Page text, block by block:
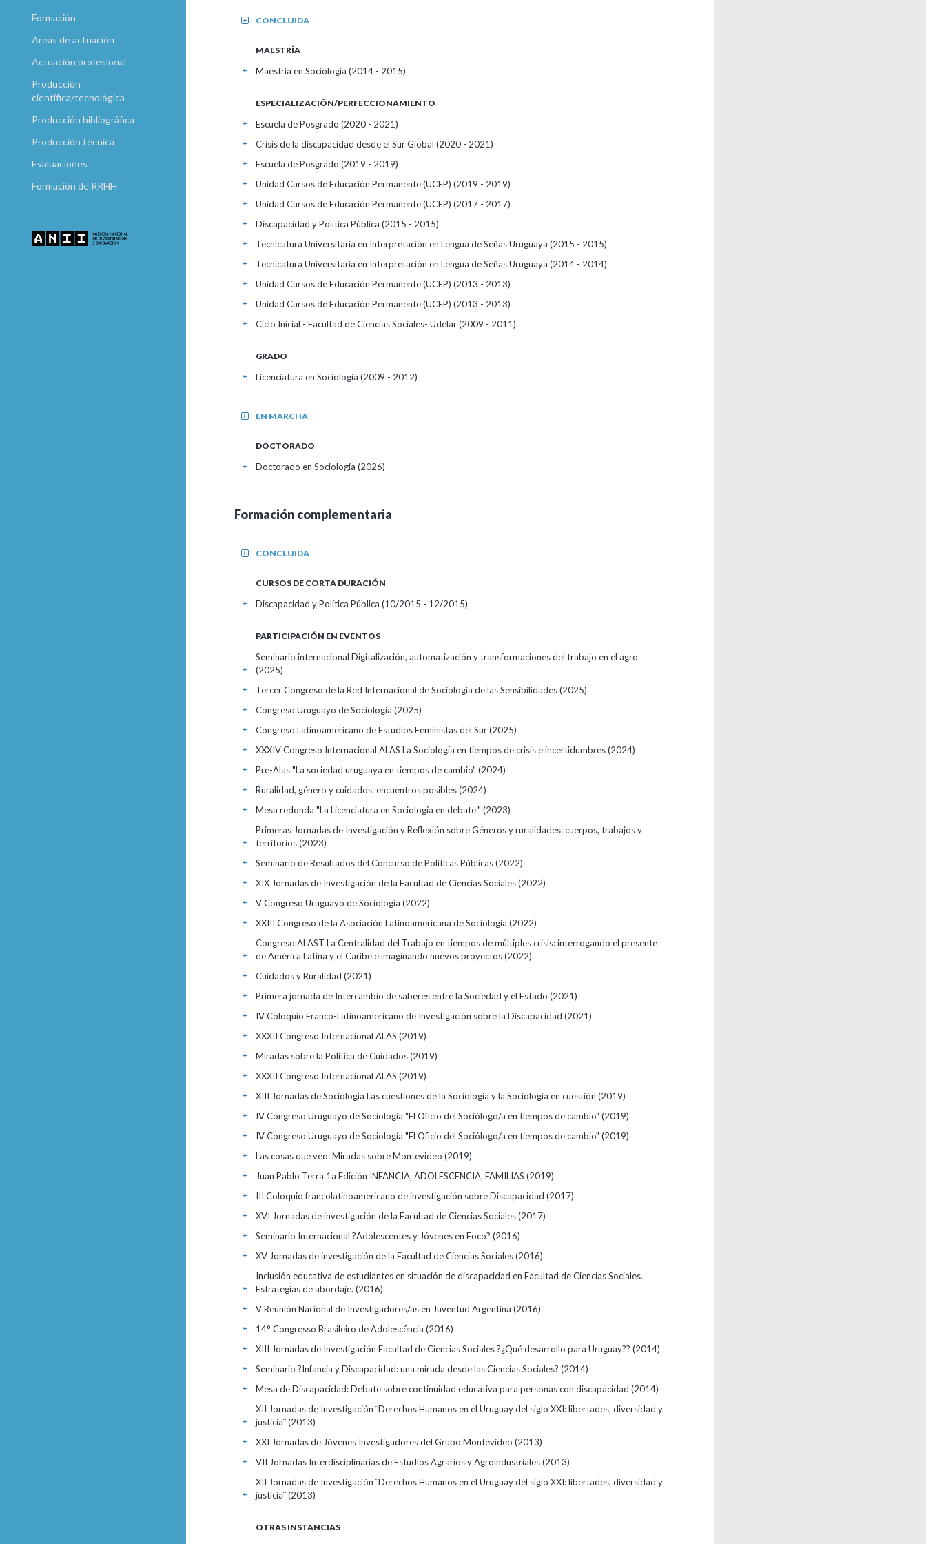
Formación
Areas de actuación
Actuación profesional
Producción
científica/tecnológica
Producción bibliográfica
Producción técnica
Evaluaciones
Formación de RRHH
CONCLUIDA
+
MAESTRÍA
Maestría en Sociología (2014 - 2015)
+
ESPECIALIZACIÓN/PERFECCIONAMIENTO
Escuela de Posgrado (2020 - 2021)
+
Crisis de la discapacidad desde el Sur Global (2020 - 2021)
+
Escuela de Posgrado (2019 - 2019)
+
Unidad Cursos de Educación Permanente (UCEP) (2019 - 2019)
+
Unidad Cursos de Educación Permanente (UCEP) (2017 - 2017)
+
Discapacidad y Política Pública (2015 - 2015)
+
Tecnicatura Universitaria en Interpretación en Lengua de Señas Uruguaya (2015 - 2015)
+
Tecnicatura Universitaria en Interpretación en Lengua de Señas Uruguaya (2014 - 2014)
+
Unidad Cursos de Educación Permanente (UCEP) (2013 - 2013)
+
Unidad Cursos de Educación Permanente (UCEP) (2013 - 2013)
+
Ciclo Inicial - Facultad de Ciencias Sociales- Udelar (2009 - 2011)
+
GRADO
Licenciatura en Sociología (2009 - 2012)
+
EN MARCHA
+
DOCTORADO
Doctorado en Sociología (2026)
+
Formación complementaria
CONCLUIDA
+
CURSOS DE CORTA DURACIÓN
Discapacidad y Política Pública (10/2015 - 12/2015)
+
PARTICIPACIÓN EN EVENTOS
Seminario internacional Digitalización, automatización y transformaciones del trabajo en el agro
(2025)
+
Tercer Congreso de la Red Internacional de Sociología de las Sensibilidades(2025)
+
Congreso Uruguayo de Sociología (2025)
+
Congreso Latinoamericano de Estudios Feministas del Sur(2025)
+
XXXIV Congreso Internacional ALAS La Sociología en tiempos de crisis e incertidumbres(2024)
+
Pre-Alas "La sociedad uruguaya en tiempos de cambio" (2024)
+
Ruralidad, género y cuidados: encuentros posibles(2024)
+
Mesa redonda "La Licenciatura en Sociología en debate." (2023)
+
Primeras Jornadas de Investigación y Reflexión sobre Géneros y ruralidades: cuerpos, trabajos y
territorios(2023)
+
Seminario de Resultados del Concurso de Políticas Públicas(2022)
+
XIX Jornadas de Investigación de la Facultad de Ciencias Sociales(2022)
+
V Congreso Uruguayo de Sociología (2022)
+
XXIII Congreso de la Asociación Latinoamericana de Sociología (2022)
+
Congreso ALAST La Centralidad del Trabajo en tiempos de múltiples crisis: interrogando el presente
de América Latina y el Caribe e imaginando nuevos proyectos(2022)
+
Cuidados y Ruralidad (2021)
+
Primera jornada de Intercambio de saberes entre la Sociedad y el Estado (2021)
+
IV Coloquio Franco-Latinoamericano de Investigación sobre la Discapacidad (2021)
+
XXXII Congreso Internacional ALAS (2019)
+
Miradas sobre la Política de Cuidados(2019)
+
XXXII Congreso Internacional ALAS (2019)
+
XIII Jornadas de Sociología Las cuestiones de la Sociología y la Sociología en cuestión (2019)
+
IV Congreso Uruguayo de Sociología "El Oficio del Sociólogo/a en tiempos de cambio" (2019)
+
IV Congreso Uruguayo de Sociología "El Oficio del Sociólogo/a en tiempos de cambio" (2019)
+
Las cosas que veo: Miradas sobre Montevideo (2019)
+
Juan Pablo Terra 1a Edición INFANCIA, ADOLESCENCIA, FAMILIAS (2019)
+
III Coloquio francolatinoamericano de investigación sobre Discapacidad (2017)
+
XVI Jornadas de investigación de la Facultad de Ciencias Sociales(2017)
+
Seminario Internacional ?Adolescentes y Jóvenes en Foco? (2016)
+
XV Jornadas de investigación de la Facultad de Ciencias Sociales(2016)
+
Inclusión educativa de estudiantes en situación de discapacidad en Facultad de Ciencias Sociales.
Estrategias de abordaje. (2016)
+
V Reunión Nacional de Investigadores/as en Juventud Argentina (2016)
+
14° Congresso Brasileiro de Adolescência (2016)
+
XIII Jornadas de Investigación Facultad de Ciencias Sociales ?¿Qué desarrollo para Uruguay?? (2014)
+
Seminario ?Infancia y Discapacidad: una mirada desde las Ciencias Sociales? (2014)
+
Mesa de Discapacidad: Debate sobre continuidad educativa para personas con discapacidad (2014)
+
XII Jornadas de Investigación ¨Derechos Humanos en el Uruguay del siglo XXI: libertades, diversidad y
justicia¨(2013)
+
XXI Jornadas de Jóvenes Investigadores del Grupo Montevideo (2013)
+
VII Jornadas Interdisciplinarias de Estudios Agrarios y Agroindustriales(2013)
+
XII Jornadas de Investigación ¨Derechos Humanos en el Uruguay del siglo XXI: libertades, diversidad y
justicia¨(2013)
+
OTRAS INSTANCIAS